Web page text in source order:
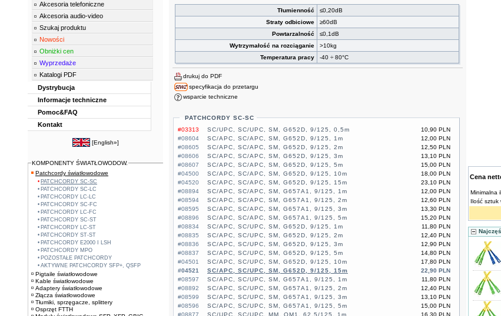
Tłumienność
≤0,20dB
Straty odbiciowe
≥60dB
Powtarzalność
≤0,1dB
Wytrzymałość na rozciąganie
>10kg
Temperatura pracy
-40 ÷ 80°C
drukuj do PDF
specyfikacja do przetargu
wsparcie techniczne
PATCHCORDY SC-SC
#03313
10,90 PLN
SC/UPC, SC/UPC, SM, G652D, 9/125, 0,5m
#08604
12,00 PLN
SC/APC, SC/APC, SM, G652D, 9/125, 1m
#08605
12,50 PLN
SC/APC, SC/APC, SM, G652D, 9/125, 2m
#08606
13,10 PLN
SC/APC, SC/APC, SM, G652D, 9/125, 3m
#08607
15,00 PLN
SC/APC, SC/APC, SM, G652D, 9/125, 5m
#04500
18,00 PLN
SC/APC, SC/APC, SM, G652D, 9/125, 10m
#04520
23,10 PLN
SC/APC, SC/APC, SM, G652D, 9/125, 15m
#08894
12,00 PLN
SC/APC, SC/APC, SM, G657A1, 9/125, 1m
#08594
12,60 PLN
SC/APC, SC/APC, SM, G657A1, 9/125, 2m
#08595
13,30 PLN
SC/APC, SC/APC, SM, G657A1, 9/125, 3m
#08896
15,20 PLN
SC/APC, SC/APC, SM, G657A1, 9/125, 5m
#08834
11,80 PLN
SC/APC, SC/UPC, SM, G652D, 9/125, 1m
#08835
12,40 PLN
SC/APC, SC/UPC, SM, G652D, 9/125, 2m
#08836
12,90 PLN
SC/APC, SC/UPC, SM, G652D, 9/125, 3m
#08837
14,80 PLN
SC/APC, SC/UPC, SM, G652D, 9/125, 5m
#04501
17,80 PLN
SC/APC, SC/UPC, SM, G652D, 9/125, 10m
#04521
22,90 PLN
SC/APC, SC/UPC, SM, G652D, 9/125, 15m
#08597
11,80 PLN
SC/APC, SC/UPC, SM, G657A1, 9/125, 1m
#08892
12,40 PLN
SC/APC, SC/UPC, SM, G657A1, 9/125, 2m
#08599
13,10 PLN
SC/APC, SC/UPC, SM, G657A1, 9/125, 3m
#08596
15,00 PLN
SC/APC, SC/UPC, SM, G657A1, 9/125, 5m
Cena
Minimalna
Ilość sztuk
Akcesoria telefoniczne
Akcesoria audio-video
Szukaj produktu
Nowości
Obniżki cen
Wyprzedaże
Katalogi PDF
Dystrybucja
Informacje techniczne
Pomoc&FAQ
Kontakt
[English»]
KOMPONENTY ŚWIATŁOWODOW.
Patchcordy światłowodowe
PATCHCORDY SC-SC
PATCHCORDY SC-LC
PATCHCORDY LC-LC
PATCHCORDY SC-FC
PATCHCORDY LC-FC
PATCHCORDY SC-ST
PATCHCORDY LC-ST
PATCHCORDY ST-ST
PATCHCORDY E2000 I LSH
PATCHCORDY MPO
POZOSTAŁE PATCHCORDY
AKTYWNE PATCHCORDY SFP+, QSFP
Pigtaile światłowodowe
Kable światłowodowe
Adaptery światłowodowe
Złącza światłowodowe
Tłumiki, sprzęgacze, splittery
Osprzęt FTTH